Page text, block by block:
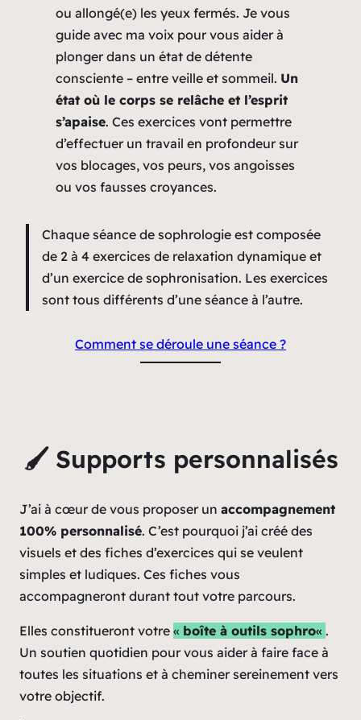
ou allongé(e) les yeux fermés. Je vous
guide avec ma voix pour vous aider à
plonger dans un état de détente
consciente – entre veille et sommeil. Un
état où le corps se relâche et l’esprit
s’apaise. Ces exercices vont permettre
d’effectuer un travail en profondeur sur
vos blocages, vos peurs, vos angoisses
ou vos fausses croyances.
Chaque séance de sophrologie est composée
de 2 à 4 exercices de relaxation dynamique et
d’un exercice de sophronisation. Les exercices
sont tous différents d’une séance à l’autre.
Comment se déroule une séance ?
🖌 Supports personnalisés
J’ai à cœur de vous proposer un accompagnement
100% personnalisé. C’est pourquoi j’ai créé des
visuels et des fiches d’exercices qui se veulent
simples et ludiques. Ces fiches vous
accompagneront durant tout votre parcours.
Elles constitueront votre « boîte à outils sophro« .
Un soutien quotidien pour vous aider à faire face à
toutes les situations et à cheminer sereinement vers
votre objectif.